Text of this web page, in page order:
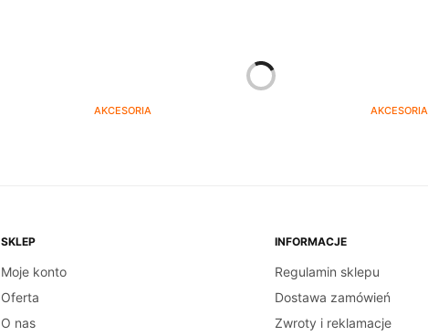
AKCESORIA AKCESORIA
SKLEP
Moje konto
Oferta
O nas
INFORMACJE
Regulamin sklepu
Dostawa zamówień
Zwroty i reklamacje